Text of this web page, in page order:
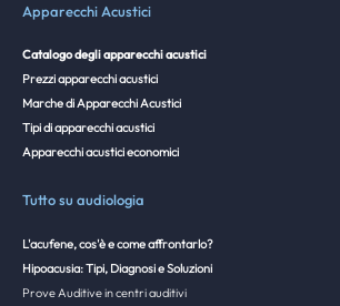
Apparecchi Acustici
Catalogo degli apparecchi acustici
Prezzi apparecchi acustici
Marche di Apparecchi Acustici
Tipi di apparecchi acustici
Apparecchi acustici economici
Tutto su audiologia
L'acufene, cos'è e come affrontarlo?
Hipoacusia: Tipi, Diagnosi e Soluzioni
Prove Auditive in centri auditivi